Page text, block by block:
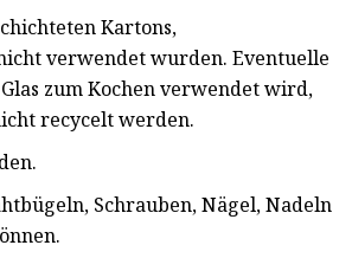
Kartons,
verwendet wurden. Eventuelle
zum Kochen verwendet wird,
recycelt werden.
Schrauben, Nägel, Nadeln